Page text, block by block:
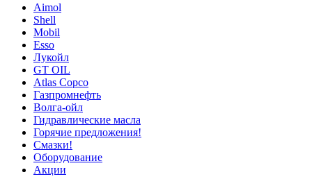
Aimol
Shell
Mobil
Esso
Лукойл
GT OIL
Atlas Copco
Газпромнефть
Волга-ойл
Гидравлические масла
Горячие предложения!
Смазки!
Оборудование
Акции